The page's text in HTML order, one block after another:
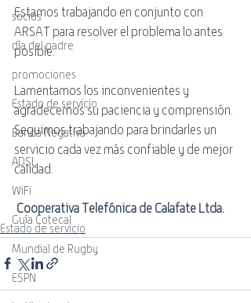
socios
día del padre
promociones
Estado de servicio
Banda Negativa
ADSL
WiFi
Guía Cotecal
Mundial de Rugby
ESPN
Estamos trabajando en conjunto con
ARSAT para resolver el problema lo antes
posible.
Lamentamos los inconvenientes y
agradecemos su paciencia y comprensión.
Seguimos trabajando para brindarles un
servicio cada vez más confiable y de mejor
calidad.
Cooperativa Telefónica de Calafate Ltda.
Estado de servicio